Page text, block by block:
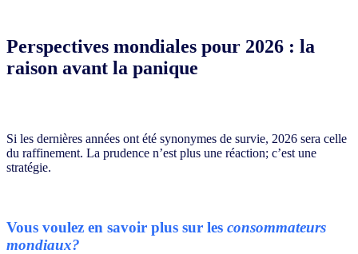
Perspectives mondiales pour 2026 : la
raison avant la panique
Si les dernières années ont été synonymes de survie, 2026 sera celle
du raffinement. La prudence n’est plus une réaction; c’est une
stratégie.
Vous voulez en savoir plus sur les consommateurs
mondiaux?